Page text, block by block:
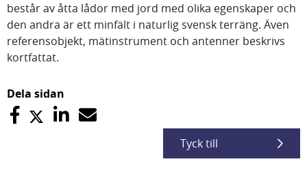
består av åtta lådor med jord med olika egenskaper och
den andra är ett minfält i naturlig svensk terräng. Även
referensobjekt, mätinstrument och antenner beskrivs
kortfattat.
Dela sidan
Tyck till